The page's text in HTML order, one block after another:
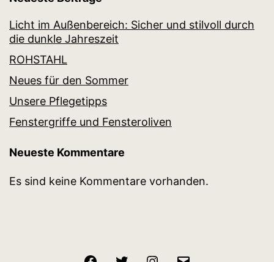
Licht im Außenbereich: Sicher und stilvoll durch
die dunkle Jahreszeit
ROHSTAHL
Neues für den Sommer
Unsere Pflegetipps
Fenstergriffe und Fensteroliven
Neueste Kommentare
Es sind keine Kommentare vorhanden.
FacebookTwitter Instagram